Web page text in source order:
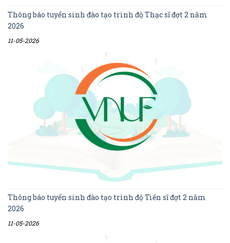
Thông báo tuyển sinh đào tạo trình độ Thạc sĩ đợt 2 năm
2026
11-05-2026
Thông báo tuyển sinh đào tạo trình độ Tiến sĩ đợt 2 năm
2026
11-05-2026